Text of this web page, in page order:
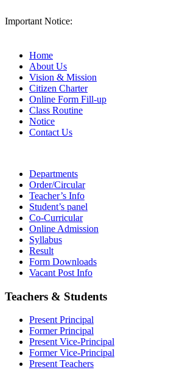
Important Notice:
Home
About Us
Vision & Mission
Citizen Charter
Online Form Fill-up
Class Routine
Notice
Contact Us
Departments
Order/Circular
Teacher’s Info
Student’s panel
Co-Curricular
Online Admission
Syllabus
Result
Form Downloads
Vacant Post Info
Teachers & Students
Present Principal
Former Principal
Present Vice-Principal
Former Vice-Principal
Present Teachers